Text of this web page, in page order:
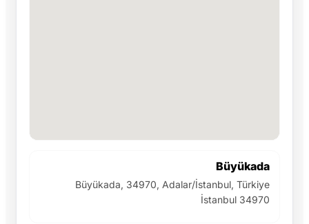
Büyükada
Büyükada, 34970, Adalar/İstanbul, Türkiye
İstanbul 34970